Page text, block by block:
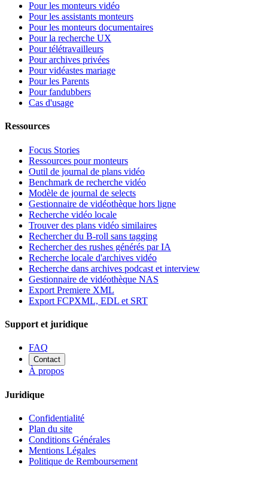
Pour les monteurs vidéo
Pour les assistants monteurs
Pour les monteurs documentaires
Pour la recherche UX
Pour télétravailleurs
Pour archives privées
Pour vidéastes mariage
Pour les Parents
Pour fandubbers
Cas d'usage
Ressources
Focus Stories
Ressources pour monteurs
Outil de journal de plans vidéo
Benchmark de recherche vidéo
Modèle de journal de selects
Gestionnaire de vidéothèque hors ligne
Recherche vidéo locale
Trouver des plans vidéo similaires
Rechercher du B-roll sans tagging
Rechercher des rushes générés par IA
Recherche locale d'archives vidéo
Recherche dans archives podcast et interview
Gestionnaire de vidéothèque NAS
Export Premiere XML
Export FCPXML, EDL et SRT
Support et juridique
FAQ
Contact
À propos
Juridique
Confidentialité
Plan du site
Conditions Générales
Mentions Légales
Politique de Remboursement